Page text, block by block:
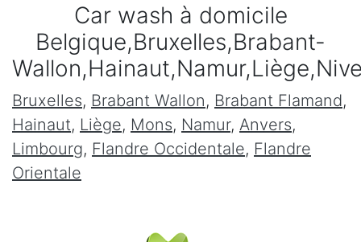
Car wash à domicile
Belgique,Bruxelles,Brabant-
Bruxelles, Brabant Wallon, Brabant Flamand,
Hainaut, Liège, Mons, Namur, Anvers,
Limbourg, Flandre Occidentale, Flandre
Orientale